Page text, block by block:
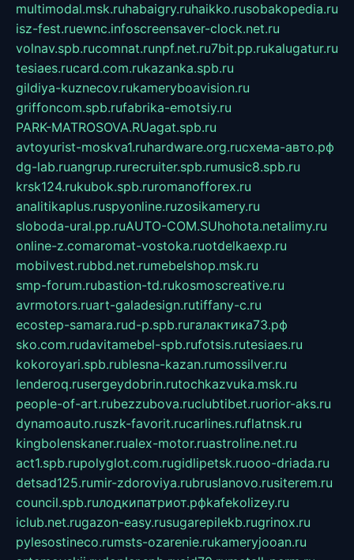
multimodal.msk.ruhabaigry.ruhaikko.rusobakopedia.ru
isz-fest.ruewnc.infoscreensaver-clock.net.ru
volnav.spb.rucomnat.runpf.net.ru7bit.pp.rukalugatur.ru
tesiaes.rucard.com.rukazanka.spb.ru
gildiya-kuznecov.rukameryboavision.ru
griffoncom.spb.rufabrika-emotsiy.ru
PARK-MATROSOVA.RUagat.spb.ru
avtoyurist-moskva1.ruhardware.org.ruсхема-авто.рф
dg-lab.ruangrup.rurecruiter.spb.rumusic8.spb.ru
krsk124.rukubok.spb.ruromanofforex.ru
analitikaplus.ruspyonline.ruzosikamery.ru
sloboda-ural.pp.ruAUTO-COM.SUhohota.netalimy.ru
online-z.comaromat-vostoka.ruotdelkaexp.ru
mobilvest.rubbd.net.rumebelshop.msk.ru
smp-forum.rubastion-td.rukosmoscreative.ru
avrmotors.ruart-galadesign.rutiffany-c.ru
ecostep-samara.rud-p.spb.ruгалактика73.рф
sko.com.rudavitamebel-spb.rufotsis.rutesiaes.ru
kokoroyari.spb.rublesna-kazan.rumossilver.ru
lenderoq.rusergeydobrin.rutochkazvuka.msk.ru
people-of-art.rubezzubova.ruclubtibet.ruorior-aks.ru
dynamoauto.ruszk-favorit.rucarlines.ruflatnsk.ru
kingbolenskaner.rualex-motor.ruastroline.net.ru
act1.spb.rupolyglot.com.rugidlipetsk.ruooo-driada.ru
detsad125.rumir-zdoroviya.rubruslanovo.rusiterem.ru
council.spb.ruлодкипатриот.рфkafekolizey.ru
iclub.net.rugazon-easy.rusugarepilekb.rugrinox.ru
pylesostineco.rumsts-ozarenie.rukameryjooan.ru